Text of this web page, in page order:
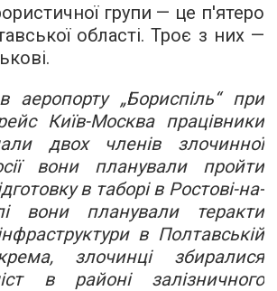
групи — це п'ятеро
області. Троє з них —
аеропорту „Бориспіль“ при
Київ-Москва працівники
двох членів злочинної
вони планували пройти
в таборі в Ростові-на-
вони планували теракти
в Полтавській
злочинці збиралися
в районі залізничного